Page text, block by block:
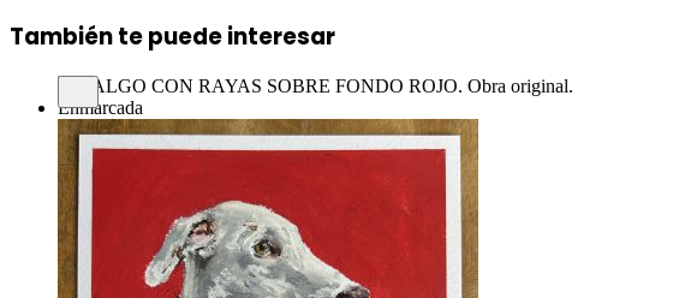
También te puede interesar